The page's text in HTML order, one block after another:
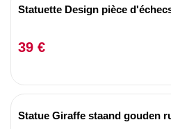
Statuette Design pièce
39 €
Statue Giraffe staand gouden